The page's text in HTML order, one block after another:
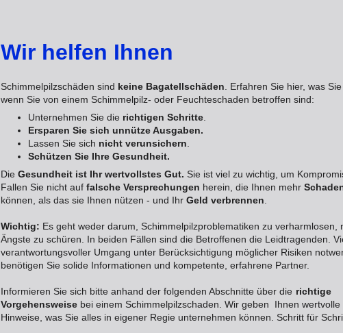
Wir helfen Ihnen
Schimmelpilzschäden sind keine Bagatellschäden . Erfahren Sie hier, was
wenn Sie von einem Schimmelpilz- oder Feuchteschaden betroffen sind:
Unternehmen Sie die richtigen Schritte
Ersparen Sie sich unnütze Ausgaben.
Lassen Sie sich nicht verunsichern
Schützen Sie Ihre Gesundheit.
Die Gesundheit ist Ihr wertvollstes Gut. Sie ist viel zu wichtig, um
Fallen Sie nicht auf falsche Versprechungen herein, die Ihnen mehr
können, als das sie Ihnen nützen - und Ihr Geld verbrennen
Wichtig: Es geht weder darum, Schimmelpilzproblematiken zu verharmlosen,
Ängste zu schüren. In beiden Fällen sind die Betroffenen die Leidtragenden.
verantwortungsvoller Umgang unter Berücksichtigung möglicher Risiken
benötigen Sie solide Informationen und kompetente, erfahrene Partner.
Informieren Sie sich bitte anhand der folgenden Abschnitte über die richtige
Vorgehensweise bei einem Schimmelpilzschaden. Wir geben Ihnen wertvolle
Hinweise, was Sie alles in eigener Regie unternehmen können. Schritt für